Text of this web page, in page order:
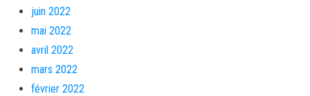
juin 2022
mai 2022
avril 2022
mars 2022
février 2022